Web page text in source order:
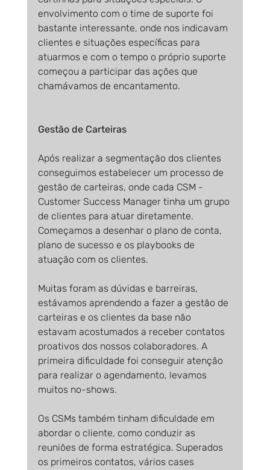
envolvimento com o time de suporte foi
bastante interessante, onde nos indicavam
clientes e situações específicas para
atuarmos e com o tempo o próprio suporte
começou a participar das ações que
chamávamos de encantamento.
Gestão de Carteiras
Após realizar a segmentação dos clientes
conseguimos estabelecer um processo de
gestão de carteiras, onde cada CSM -
Customer Success Manager tinha um grupo
de clientes para atuar diretamente.
Começamos a desenhar o plano de conta,
plano de sucesso e os playbooks de
atuação com os clientes.
Muitas foram as dúvidas e barreiras,
estávamos aprendendo a fazer a gestão de
carteiras e os clientes da base não
estavam acostumados a receber contatos
proativos dos nossos colaboradores. A
primeira dificuldade foi conseguir atenção
para realizar o agendamento, levamos
muitos no-shows.
Os CSMs também tinham dificuldade em
abordar o cliente, como conduzir as
reuniões de forma estratégica. Superados
os primeiros contatos, vários cases